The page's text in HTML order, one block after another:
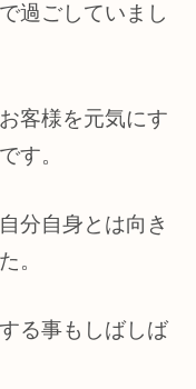
過ごしていまし
客様を元気にす
す。
分自身とは向き
。
る事もしばしば